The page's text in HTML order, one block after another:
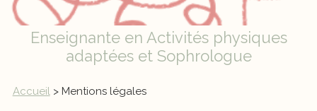
Enseignante en Activités physiques
adaptées et Sophrologue
Accueil> Mentions légales